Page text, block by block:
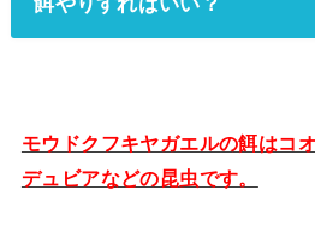
モウドクフキヤガエルの餌はコ
デュビアなどの昆虫です。